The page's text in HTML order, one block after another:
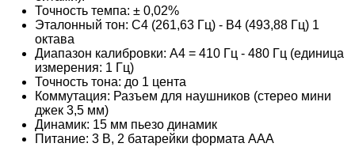
Точность темпа: ± 0,02%
Эталонный тон: C4 (261,63 Гц) - B4 (493,88 Гц) 1
октава
Диапазон калибровки: A4 = 410 Гц - 480 Гц (единица
измерения: 1 Гц)
Точность тона: до 1 цента
Коммутация: Разъем для наушников (стерео мини
джек 3,5 мм)
Динамик: 15 мм пьезо динамик
Питание: 3 В, 2 батарейки формата AAA